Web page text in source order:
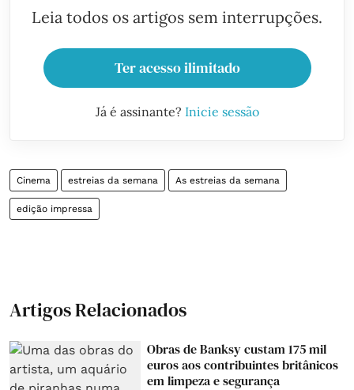
Leia todos os artigos sem interrupções.
Ter acesso ilimitado
Já é assinante? Inicie sessão
Cinema estreias da semana As estreias da semana
edição impressa
Artigos Relacionados
Obras de Banksy custam 175 mil
euros aos contribuintes britânicos
em limpeza e segurança